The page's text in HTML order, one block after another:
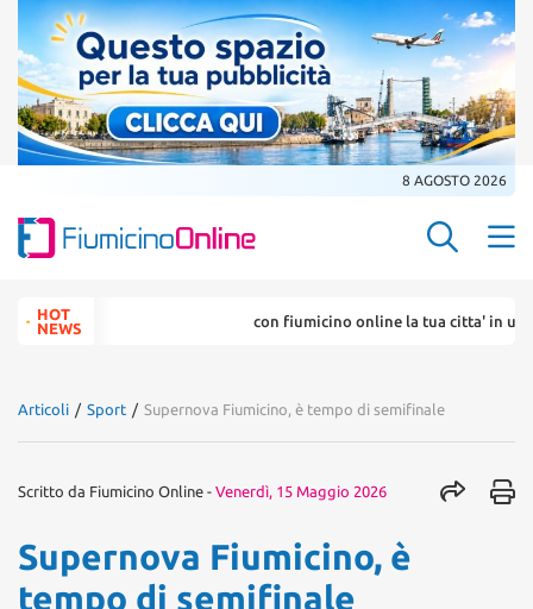
8 AGOSTO 2026
Search
for:HOT
NEWS
con fiumicino online la tua citta' in un ...
Articoli / Sport / Supernova Fiumicino, è tempo di semifinale
Scritto da Fiumicino Online - Venerdì, 15 Maggio 2026
Supernova Fiumicino, è
tempo di semifinale